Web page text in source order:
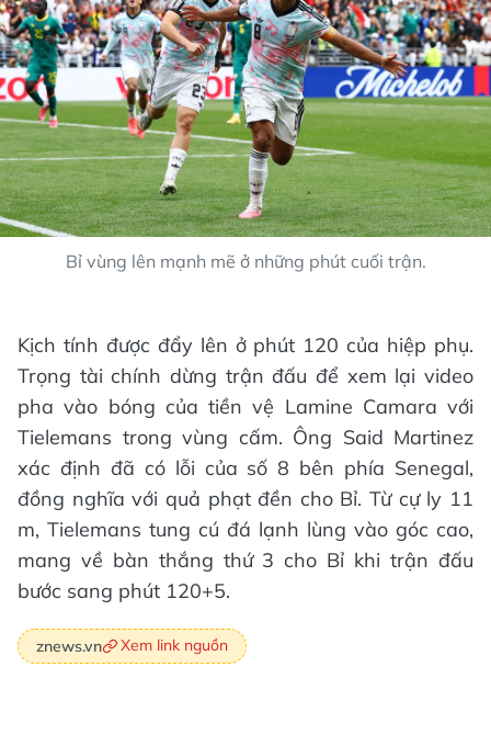
Bỉ vùng lên mạnh mẽ ở những phút cuối trận.
Kịch tính được đẩy lên ở phút 120 của hiệp phụ.
Trọng tài chính dừng trận đấu để xem lại video
pha vào bóng của tiền vệ Lamine Camara với
Tielemans trong vùng cấm. Ông Said Martinez
xác định đã có lỗi của số 8 bên phía Senegal,
đồng nghĩa với quả phạt đền cho Bỉ. Từ cự ly 11
m, Tielemans tung cú đá lạnh lùng vào góc cao,
mang về bàn thắng thứ 3 cho Bỉ khi trận đấu
bước sang phút 120+5.
znews.vn Xem link nguồn